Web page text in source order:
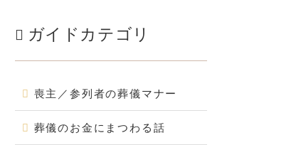
ガイドカテゴリ
喪主／参列者の葬儀マナー
葬儀のお金にまつわる話